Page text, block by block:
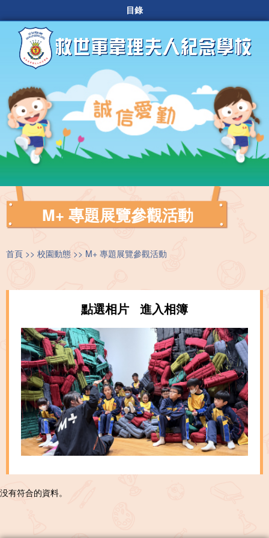
目錄
M+ 專題展覽參觀活動
首頁 校園動態 M+ 專題展覽參觀活動
點選相片 進入相簿
没有符合的資料。